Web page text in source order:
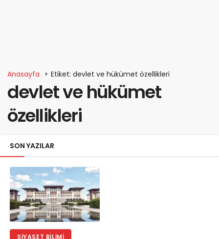
Anasayfa Etiket: devlet ve hükümet özellikleri
devlet ve hükümet
özellikleri
SON YAZILAR
SIYASET BILIMI